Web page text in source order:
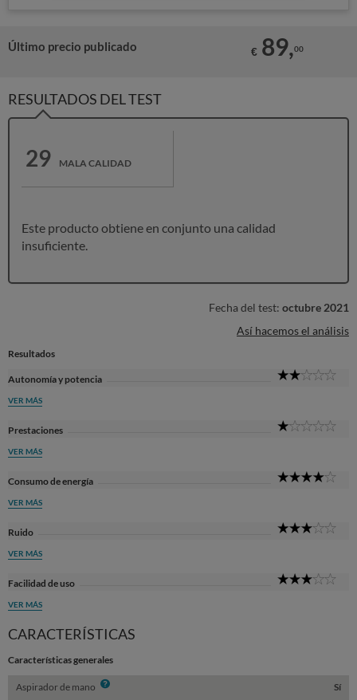
Último precio publicado € 89,00
RESULTADOS DEL TEST
29 MALA CALIDAD
Este producto obtiene en conjunto una calidad
insuficiente.
Fecha del test: octubre 2021
Así hacemos el análisis
Resultados
Autonomía y potencia
VER MÁS
Prestaciones
VER MÁS
Consumo de energía
VER MÁS
Ruido
VER MÁS
Facilidad de uso
VER MÁS
CARACTERÍSTICAS
Características generales
Aspirador de mano Info Sí